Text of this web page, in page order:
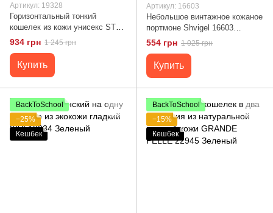
Артикул: 19328
Горизонтальный тонкий
кошелек из кожи унисекс ST
Leather 19328 Зеленый
934 грн 1 245 грн
Купить
Артикул: 16603
Небольшое винтажное кожаное
портмоне Shvigel 16603
Зеленый
554 грн 1 025 грн
Купить
BackToSchool
−25%
Кешбек
BackToSchool
−15%
Кешбек